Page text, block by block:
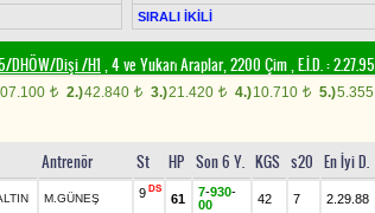
SIRALI İKİLİ
DHÖW/Dişi /H1 , 4 ve Yukarı Araplar, 2200 Çim,E.İ.D. :2.27.95
t 2.)42.840 t 3.)21.420 t 4.)10.710 t 5.)5.355
Antrenör St HP Son 6 Y. KGS s20 En İyi D.
M.GÜNEŞ 9 DS
61 7-930-
00 42 7 2.29.88